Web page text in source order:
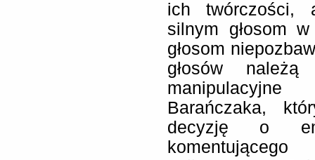
ich twórczości,
silnym głosom
głosom
głosów należą
Barańczaka,
decyzję o